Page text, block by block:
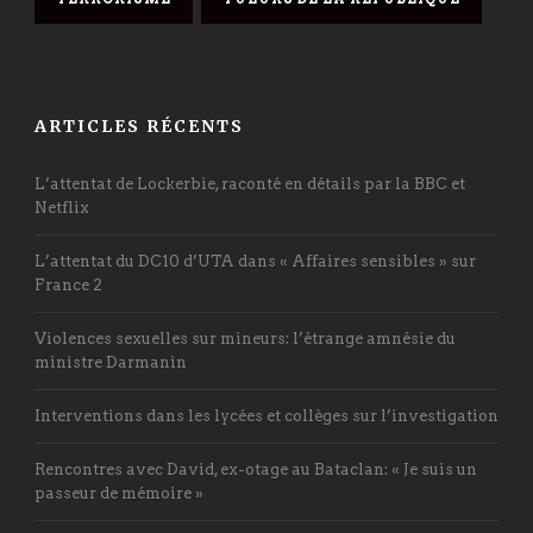
ARTICLES RÉCENTS
L’attentat de Lockerbie, raconté en détails par la BBC et
Netflix
L’attentat du DC10 d’UTA dans « Affaires sensibles » sur
France 2
Violences sexuelles sur mineurs: l’étrange amnésie du
ministre Darmanin
Interventions dans les lycées et collèges sur l’investigation
Rencontres avec David, ex-otage au Bataclan: « Je suis un
passeur de mémoire »